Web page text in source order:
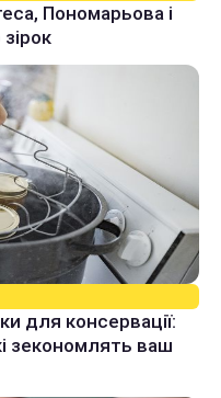
Пономарьова і
для консервації:
зекономлять ваш